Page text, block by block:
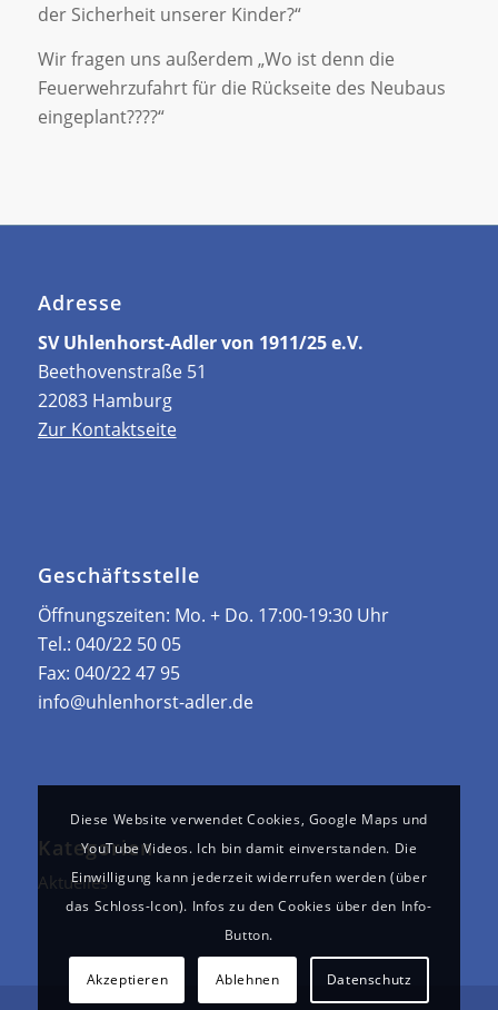
der Sicherheit unserer Kinder?“
Wir fragen uns außerdem „Wo ist denn die
Feuerwehrzufahrt für die Rückseite des Neubaus
eingeplant????“
Adresse
SV Uhlenhorst-Adler von 1911/25 e.V.
Beethovenstraße 51
22083 Hamburg
Zur Kontaktseite
Geschäftsstelle
Öffnungszeiten: ­Mo. + Do. 17:00-19:30 Uhr
Tel.: 040/22 50 05
Fax: 040/22 47 95
info@uhlenhorst-adler.de
Kategorien
Aktuelles
Diese Website verwendet Cookies, Google Maps und
YouTube Videos. Ich bin damit einverstanden. Die
Einwilligung kann jederzeit widerrufen werden (über
das Schloss-Icon). Infos zu den Cookies über den Info-
Button.
Akzeptieren Ablehnen Datenschutz